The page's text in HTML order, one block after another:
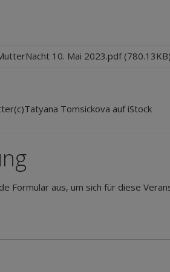
10. Mai 2023.pdf (780.13KB)
Tomsickova auf iStock
Formular aus, um sich für diese